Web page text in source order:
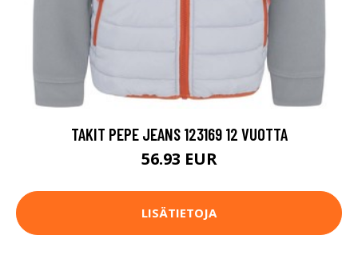
TAKIT PEPE JEANS 123169 12 VUOTTA
56.93 EUR
LISÄTIETOJA